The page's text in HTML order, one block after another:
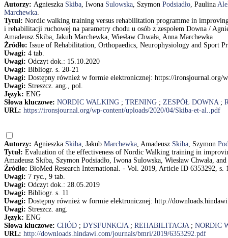
Autorzy: Agnieszka Skiba, Iwona Sulowska, Szymon Podsiadło, Paulina
Marchewka.
Tytuł: Nordic walking training versus rehabilitation programme in
i rehabilitacji ruchowej na parametry chodu u osób z zespołem Downa /
Amadeusz Skiba, Jakub Marchewka, Wiesław Chwała, Anna Marchewka
Źródło: Issue of Rehabilitation, Orthopaedics, Neurophysiology and Sport
Uwagi: 4 tab.
Uwagi: Odczyt dok.: 15.10.2020
Uwagi: Bibliogr. s. 20-21
Uwagi: Dostępny również w formie elektronicznej: https://ironsjournal.org/
Uwagi: Streszcz. ang., pol.
Język: ENG
Słowa kluczowe: NORDIC WALKING ; TRENING ; ZESPÓŁ DOWNA;
URL: https://ironsjournal.org/wp-content/uploads/2020/04/Skiba-et-al..pdf
Autorzy: Agnieszka Skiba, Jakub Marchewka, Amadeusz Skiba, Szymon
Tytuł: Evaluation of the effectiveness of Nordic Walking training in
Amadeusz Skiba, Szymon Podsiadło, Iwona Sulowska, Wiesław Chwała,
Źródło: BioMed Research International. - Vol. 2019, Article ID 6353292, s.
Uwagi: 7 ryc., 9 tab.
Uwagi: Odczyt dok.: 28.05.2019
Uwagi: Bibliogr. s. 11
Uwagi: Dostępny również w formie elektronicznej: http://
Uwagi: Streszcz. ang.
Język: ENG
Słowa kluczowe: CHÓD ; DYSFUNKCJA; REHABILITACJA; NORDIC
URL: http://downloads.hindawi.com/journals/bmri/2019/6353292.pdf